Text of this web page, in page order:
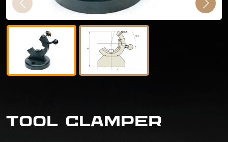
TOOL CLAMPER